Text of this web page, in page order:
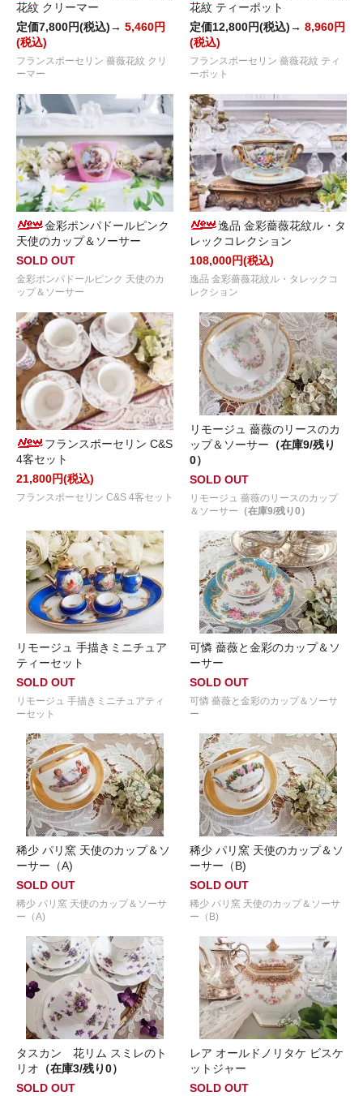
花紋 クリーマー
定価7,800円(税込)→ 5,460円
(税込)
フランスポーセリン 薔薇花紋 クリ
ーマー
花紋 ティーポット
定価12,800円(税込)→ 8,960円
(税込)
フランスポーセリン 薔薇花紋 ティ
ーポット
金彩ポンパドールピンク
天使のカップ＆ソーサー
SOLD OUT
金彩ポンパドールピンク 天使のカ
ップ＆ソーサー
逸品 金彩薔薇花紋ル・タ
レックコレクション
108,000円(税込)
逸品 金彩薔薇花紋ル・タレックコ
レクション
フランスポーセリン C&S
4客セット
21,800円(税込)
フランスポーセリン C&S 4客セット
リモージュ 薔薇のリースのカ
ップ＆ソーサー （在庫9/残り
0）
SOLD OUT
リモージュ 薔薇のリースのカップ
＆ソーサー （在庫9/残り0）
リモージュ 手描きミニチュア
ティーセット
SOLD OUT
リモージュ 手描きミニチュアティ
ーセット
可憐 薔薇と金彩のカップ＆ソ
ーサー
SOLD OUT
可憐 薔薇と金彩のカップ＆ソーサ
ー
稀少 パリ窯 天使のカップ＆ソ
ーサー（A)
SOLD OUT
稀少 パリ窯 天使のカップ＆ソーサ
ー（A)
稀少 パリ窯 天使のカップ＆ソ
ーサー（B)
SOLD OUT
稀少 パリ窯 天使のカップ＆ソーサ
ー（B)
タスカン 花リム スミレのト
リオ （在庫3/残り0）
SOLD OUT
レア オールドノリタケ ビスケ
ットジャー
SOLD OUT